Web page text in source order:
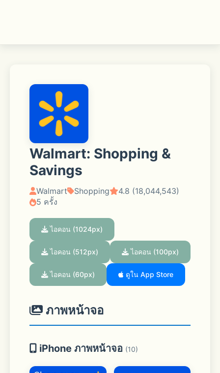
Walmart: Shopping &
Savings
Walmart Shopping
4.8 (18,044,543)
5 ครั้ง
ไอคอน (1024px)
ไอคอน (512px) ไอคอน (100px)
ไอคอน (60px) ดูใน App Store
ภาพหน้าจอ
iPhone ภาพหน้าจอ (10)